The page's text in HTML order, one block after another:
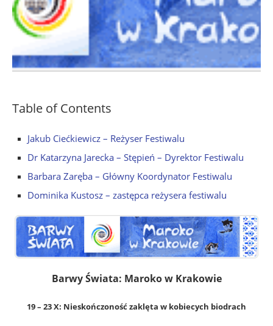
Table of Contents
Jakub Ciećkiewicz – Reżyser Festiwalu
Dr Katarzyna Jarecka – Stępień – Dyrektor Festiwalu
Barbara Zaręba – Główny Koordynator Festiwalu
Dominika Kustosz – zastępca reżysera festiwalu
Barwy Świata: Maroko w Krakowie
19 – 23 X: Nieskończoność zaklęta w kobiecych biodrach